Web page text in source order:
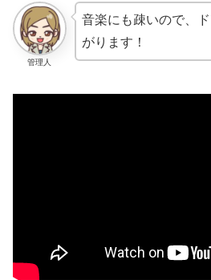
管理人
音楽にも疎いので、
がります！